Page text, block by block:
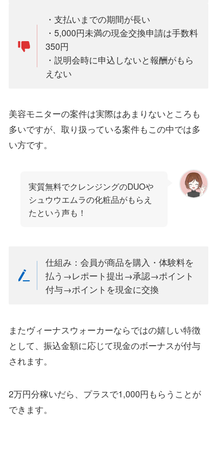
・支払いまでの期間が長い
・5,000円未満の現金交換申請は手数料
350円
・説明会時に申込しないと報酬がもら
えない
美容モニターの案件は実際はあまりないところも
多いですが、取り扱っている案件もこの中では多
い方です。
実質無料でクレンジングのDUOや
シュウウエムラの化粧品がもらえ
たという声も！
仕組み：会員が商品を購入・体験料を
払う→レポート提出→承認→ポイント
付与→ポイントを現金に交換
またヴィーナスウォーカーならではの嬉しい特徴
として、振込金額に応じて現金のボーナスが付与
されます。
2万円分稼いだら、プラスで1,000円もらうことが
できます。